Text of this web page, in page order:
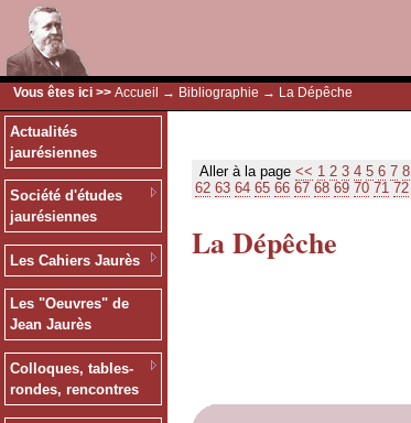
Vous êtes ici >> Accueil → Bibliographie → La Dépêche
Actualités
jaurésiennes
Société d'études
jaurésiennes
Les Cahiers Jaurès
Les "Oeuvres" de
Jean Jaurès
Colloques, tables-
rondes, rencontres
Aller à la page << 1 2 3 4 5 6 7 8
62 63 64 65 66 67 68 69 70 71 72
La Dépêche